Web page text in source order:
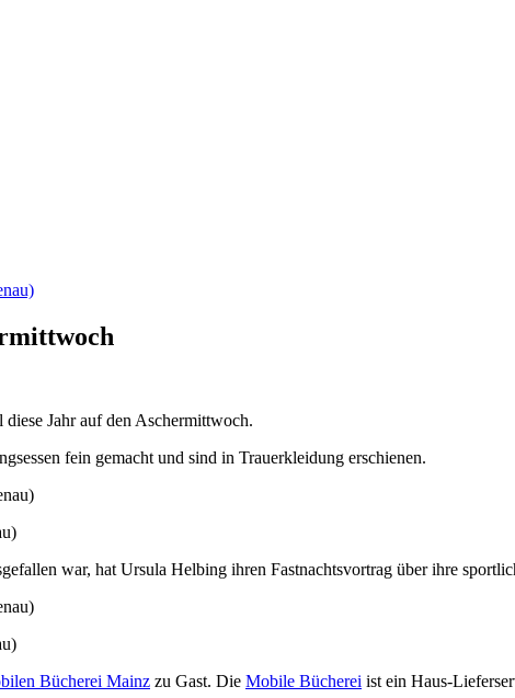
Jahr auf den Aschermittwoch.
fein gemacht und sind in Trauerkleidung erschienen.
war, hat Ursula Helbing ihren Fastnachtsvortrag über ihre
Bücherei Mainz zu Gast. Die Mobile Bücherei ist ein Haus-